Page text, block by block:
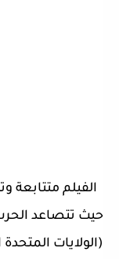
حيث تتصاعد
(الولايات